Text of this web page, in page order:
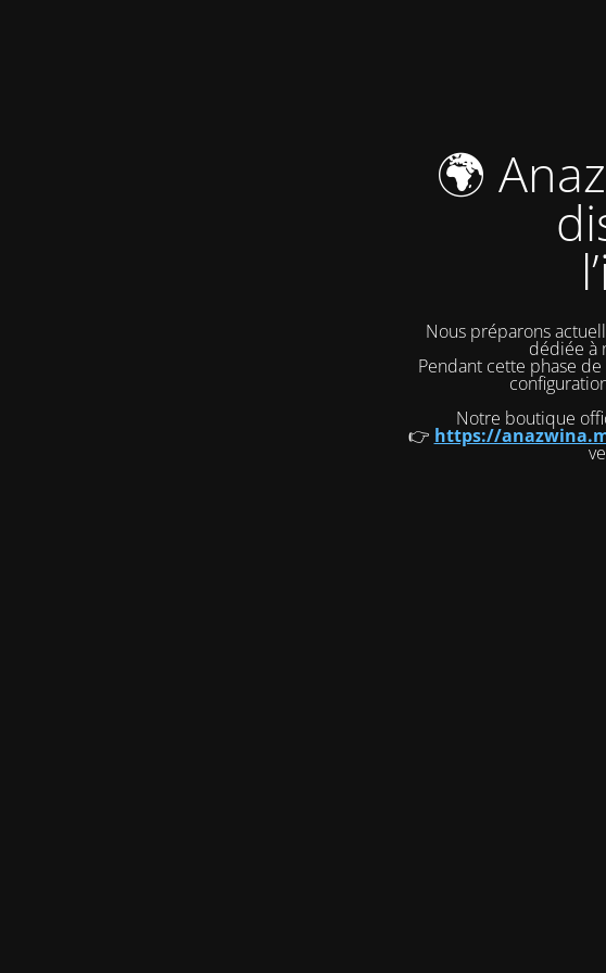
🌍
Nous préparons
dédiée à
Pendant cette phase
Notre boutique
👉 https://